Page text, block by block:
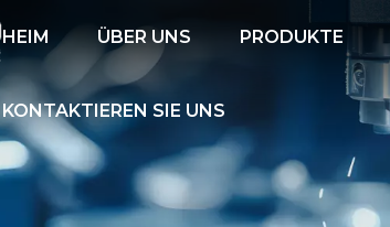
HEIM ÜBER UNS PRODUKTE
KONTAKTIEREN SIE UNS